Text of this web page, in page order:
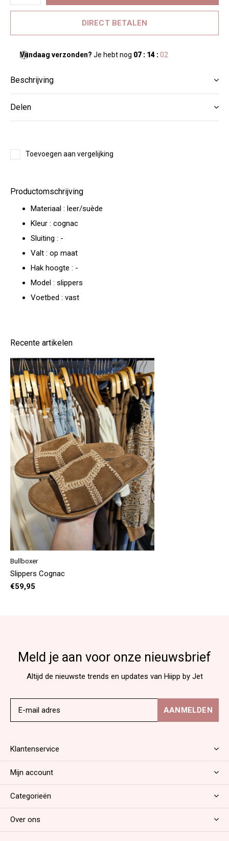
DIRECT BETALEN
Vandaag verzonden? Je hebt nog 07 : 14 :02
Beschrijving
Delen
Toevoegen aan vergelijking
Productomschrijving
Materiaal : leer/suède
Kleur : cognac
Sluiting : -
Valt : op maat
Hak hoogte : -
Model : slippers
Voetbed : vast
Recente artikelen
Bullboxer
Slippers Cognac
€59,95
Meld je aan voor onze nieuwsbrief
Altijd de nieuwste trends en updates van Hiipp by Jet
AANMELDEN
Klantenservice
Mijn account
Categorieën
Over ons